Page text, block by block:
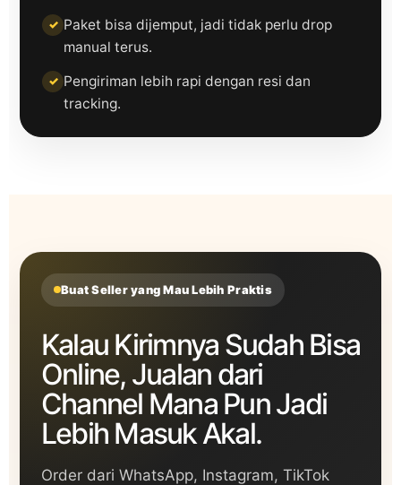
Paket bisa dijemput, jadi tidak perlu drop
manual terus.
Pengiriman lebih rapi dengan resi dan
tracking.
Buat Seller yang Mau Lebih Praktis
Kalau Kirimnya Sudah Bisa
Online, Jualan dari
Channel Mana Pun Jadi
Lebih Masuk Akal.
Order dari WhatsApp, Instagram, TikTok